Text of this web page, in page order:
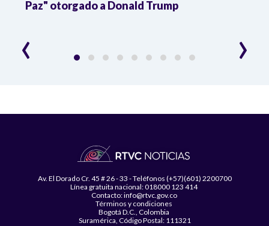
Paz" otorgado a Donald Trump
‹ ›
Av. El Dorado Cr. 45 # 26 - 33 - Teléfonos (+57)(601) 2200700
Línea gratuita nacional: 018000 123 414
Contacto: info@rtvc.gov.co
Términos y condiciones
Bogotá D.C., Colombia
Suramérica, Código Postal: 111321